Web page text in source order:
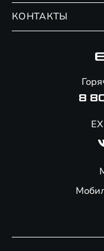
Обмен / Trade-in
Сервис
Гарантия EXEED
Помощь на дорогах
Новости и события
КОНТАКТЫ
8